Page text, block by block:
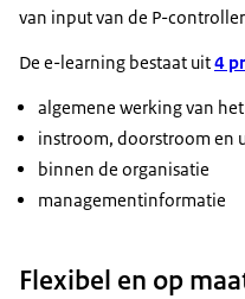
van input van de P-
De e-learning bestaat uit4
algemene werking van
instroom, doorstroom en
binnen de organisatie
managementinformatie
Flexibel en op